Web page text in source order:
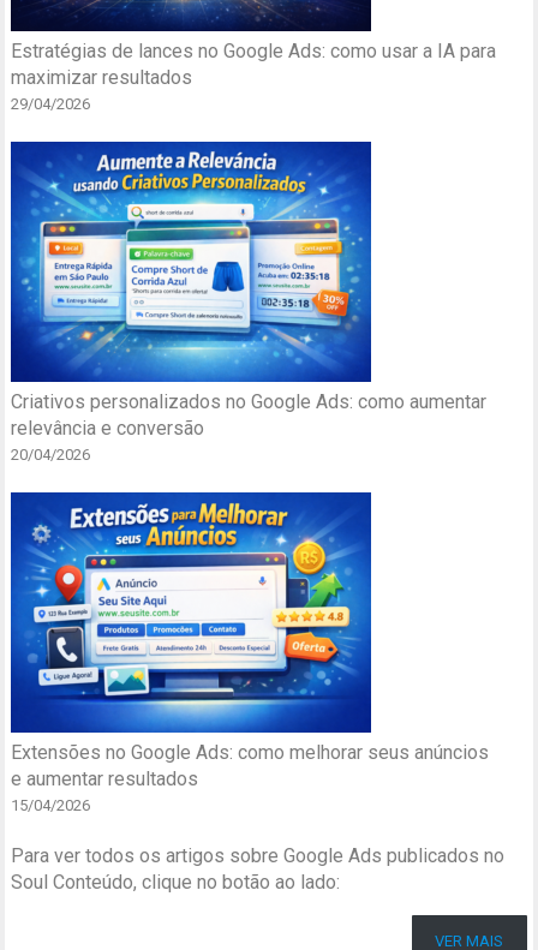
Estratégias de lances no Google Ads: como usar a IA para
maximizar resultados
29/04/2026
Criativos personalizados no Google Ads: como aumentar
relevância e conversão
20/04/2026
Extensões no Google Ads: como melhorar seus anúncios
e aumentar resultados
15/04/2026
Para ver todos os artigos sobre Google Ads publicados no
Soul Conteúdo, clique no botão ao lado:
VER MAIS